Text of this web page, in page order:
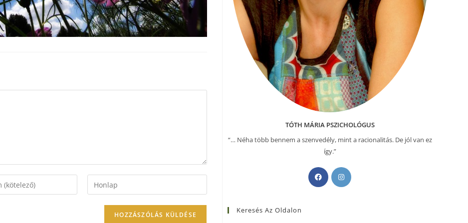
TÓTH MÁRIA PSZICHOLÓGUS
“… Néha több bennem a szenvedély, mint a racionalitás. De jól van ez
így.”
Keresés Az Oldalon